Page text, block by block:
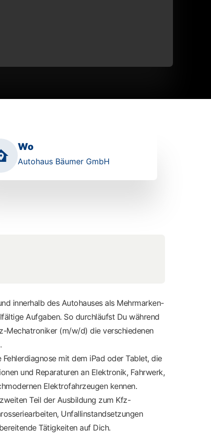
Wo
Autohaus Bäumer GmbH
innerhalb des Autohauses als Mehrmarken-
Aufgaben. So durchläufst Du während
Mechatroniker (m/w/d) die verschiedenen
Fehlerdiagnose mit dem iPad oder Tablet, die
und Reparaturen an Elektronik, Fahrwerk,
Elektrofahrzeugen kennen.
Teil der Ausbildung zum Kfz-
Unfallinstandsetzungen
Tätigkeiten auf Dich.